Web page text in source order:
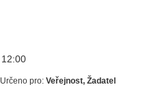
Určeno pro:Veřejnost, Žadatel